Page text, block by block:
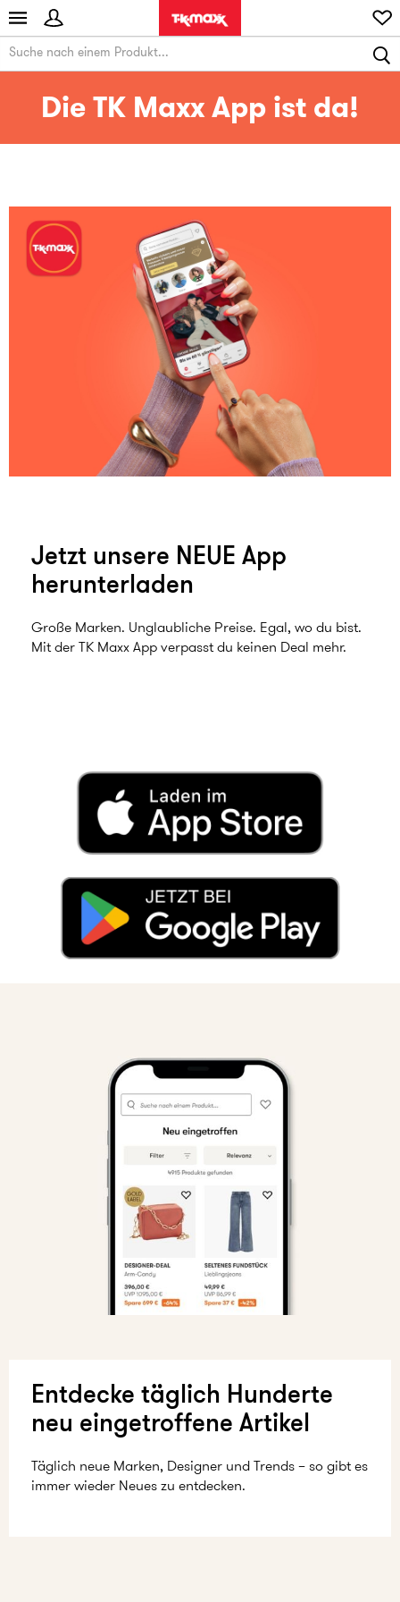
Die TK Maxx App ist da!
Jetzt unsere NEUE App
herunterladen
Große Marken. Unglaubliche Preise. Egal, wo du bist.
Mit der TK Maxx App verpasst du keinen Deal mehr.
Entdecke täglich Hunderte
neu eingetroffene Artikel
Täglich neue Marken, Designer und Trends – so gibt es
immer wieder Neues zu entdecken.